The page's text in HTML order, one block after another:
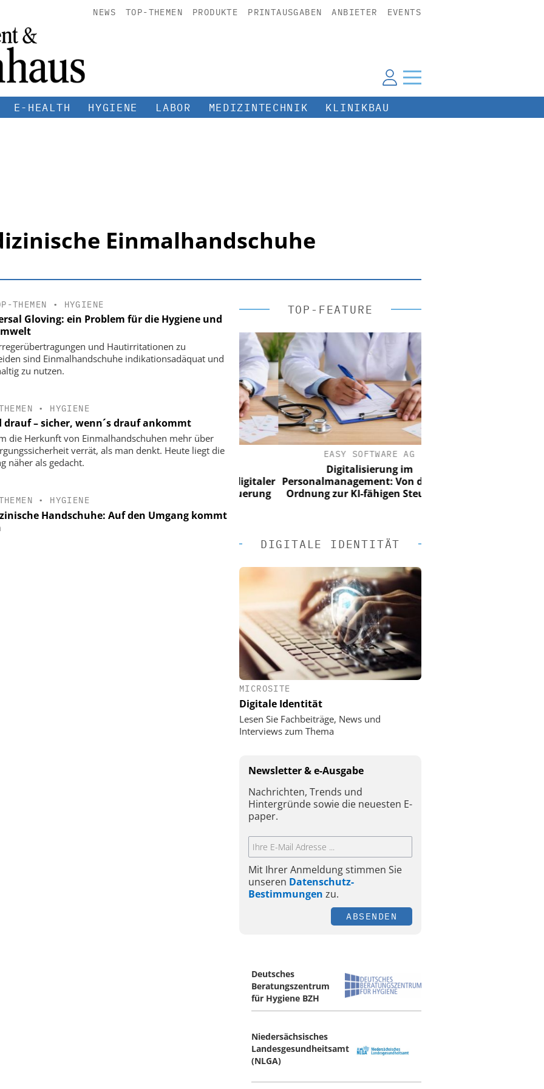
NEWS TOP-THEMEN PRODUKTE PRINTAUSGABEN ANBIETER EVENTS
E-HEALTH HYGIENE LABOR MEDIZINTECHNIK KLINIKBAU
Einmalhandschuhe
THEMEN • HYGIENE
Gloving: ein Problem für die Hygiene und
und Hautirritationen zu
sind Einmalhandschuhe indikationsadäquat und
zu nutzen.
• HYGIENE
drauf – sicher, wenn´s drauf ankommt
die Herkunft von Einmalhandschuhen mehr über
verrät, als man denkt. Heute liegt die
näher als gedacht.
• HYGIENE
Handschuhe: Auf den Umgang kommt
TOP-FEATURE
AG
im
EASY SOFTWARE AG
Personalmanagement: Von digitaler
Ordnung zur KI-fähigen Steuerung
EASY SOFTWARE AG
Digitalisierung im
Personalmanagement: Von digitaler
Ordnung zur KI-fähigen Steuerung
DIGITALE IDENTITÄT
MICROSITE
Digitale Identität
Lesen Sie Fachbeiträge, News und
Interviews zum Thema
Newsletter & e-Ausgabe
Nachrichten, Trends und
Hintergründe sowie die neuesten E-
paper.
Mit Ihrer Anmeldung stimmen Sie
unseren Datenschutz-
Bestimmungen zu.
ABSENDEN
Deutsches
Beratungszentrum
für Hygiene BZH
Niedersächsisches
Landesgesundheitsamt
(NLGA)